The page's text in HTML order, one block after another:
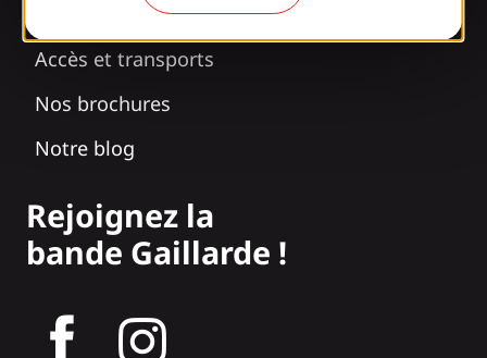
Nos horaires d'ouverture
Accès et transports
Nos brochures
Notre blog
Rejoignez la
bande Gaillarde !